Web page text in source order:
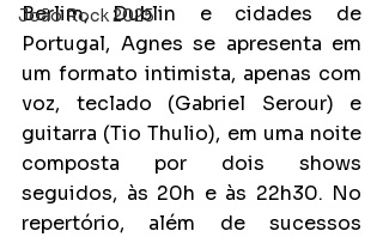
João Rock 2025
Berlim, Dublin e cidades de
Portugal, Agnes se apresenta em
um formato intimista, apenas com
voz, teclado (Gabriel Serour) e
guitarra (Tio Thulio), em uma noite
composta por dois shows
seguidos, às 20h e às 22h30. No
repertório, além de sucessos